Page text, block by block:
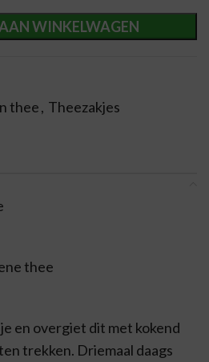
WINKELWAGEN
thee, Theezakjes
thee
en overgiet dit met kokend
trekken. Driemaal daags